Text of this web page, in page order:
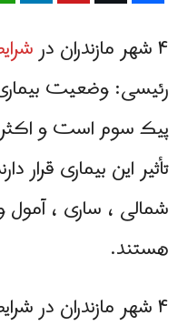
۴ شهر مازندران در
رئیسی: وضعیت بیماری
پیک سوم است و
تأثیر این بیماری
شمالی ، ساری ، آمول
هستند.
۴ شهر مازندران در شرایط قرمز کرونا هستند